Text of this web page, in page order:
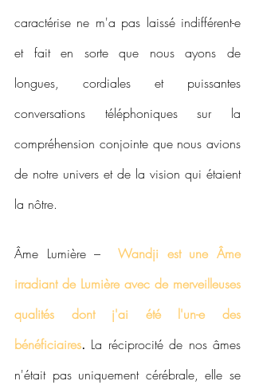
caractérise ne m'a pas laissé indifférent-e
et fait en sorte que nous ayons de
longues, cordiales et puissantes
conversations téléphoniques sur la
compréhension conjointe que nous avions
de notre univers et de la vision qui étaient
la nôtre.
Âme Lumière – Wandji est une Âme
irradiant de Lumière avec de merveilleuses
qualités dont j'ai été l'un-e des
bénéficiaires. La réciprocité de nos âmes
n'était pas uniquement cérébrale, elle se